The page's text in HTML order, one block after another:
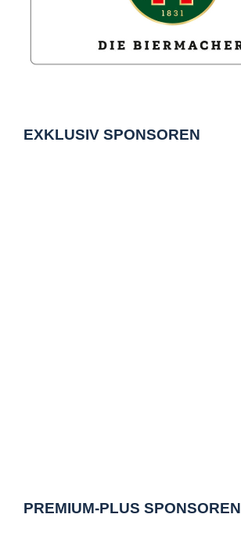
EXKLUSIV SPONSOREN
PREMIUM-PLUS SPONSOREN